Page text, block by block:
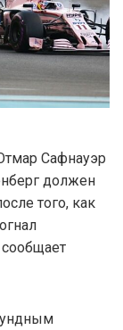
Сафнауэр
должен
того, как